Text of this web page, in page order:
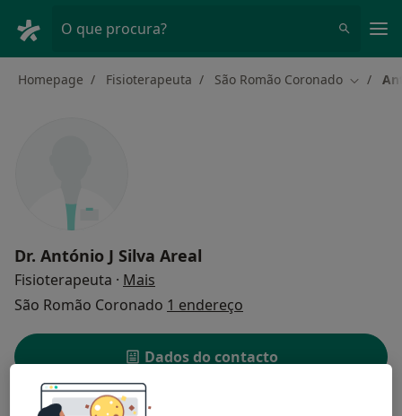
O que procura?
Homepage Fisioterapeuta São Romão Coronado Mudar
Dr. António J Silva Areal
Fisioterapeuta · Mais
São Romão Coronado 1 endereço
Dados do contacto
Solicite um atendimento